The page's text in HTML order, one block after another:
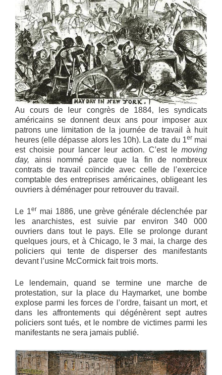
Au cours de leur congrès de 1884, les syndicats
américains se donnent deux ans pour imposer aux
patrons une limitation de la journée de travail à huit
heures (elle dépasse alors les 10h). La date du 1er mai
est choisie pour lancer leur action. C’est le moving
day, ainsi nommé parce que la fin de nombreux
contrats de travail coïncide avec celle de l’exercice
comptable des entreprises américaines, obligeant les
ouvriers à déménager pour retrouver du travail.
Le 1er mai 1886, une grève générale déclenchée par
les anarchistes, est suivie par environ 340 000
ouvriers dans tout le pays. Elle se prolonge durant
quelques jours, et à Chicago, le 3 mai, la charge des
policiers qui tente de disperser des manifestants
devant l’usine McCormick fait trois morts.
Le lendemain, quand se termine une marche de
protestation, sur la place du Haymarket, une bombe
explose parmi les forces de l’ordre, faisant un mort, et
dans les affrontements qui dégénèrent sept autres
policiers sont tués, et le nombre de victimes parmi les
manifestants ne sera jamais publié.